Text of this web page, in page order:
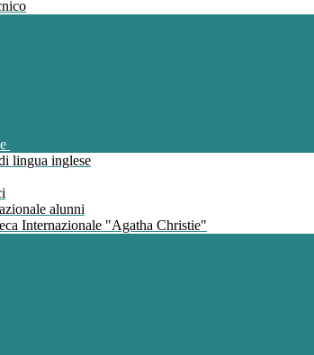
lingua inglese
alunni
Internazionale "Agatha Christie"